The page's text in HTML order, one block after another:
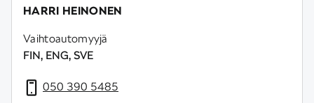
HARRI HEINONEN
Vaihtoautomyyjä
FIN, ENG, SVE
050 390 5485